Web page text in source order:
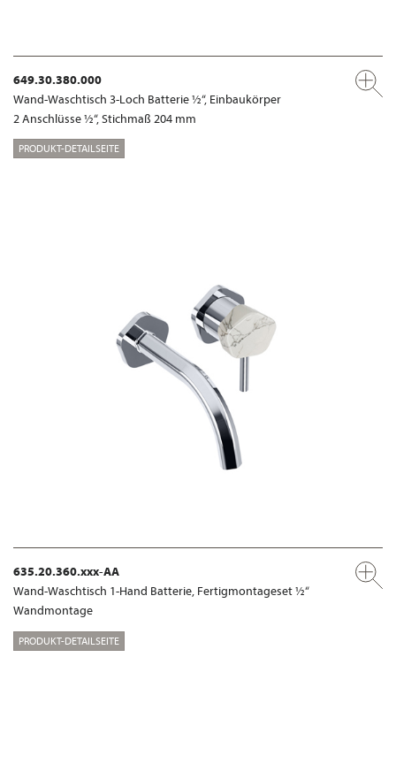
649.30.380.000
Wand-Waschtisch 3-Loch Batterie ½“, Einbaukörper
2 Anschlüsse ½“, Stichmaß 204 mm
PRODUKT-DETAILSEITE
635.20.360.xxx-AA
Wand-Waschtisch 1-Hand Batterie, Fertigmontageset ½“
Wandmontage
PRODUKT-DETAILSEITE